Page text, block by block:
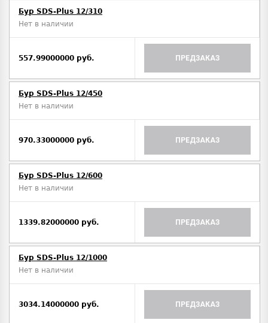
Бур SDS-Plus 12/310
Нет в наличии
557.99000000 руб. ПРЕДЗАКАЗ
Бур SDS-Plus 12/450
Нет в наличии
970.33000000 руб. ПРЕДЗАКАЗ
Бур SDS-Plus 12/600
Нет в наличии
1339.82000000 руб. ПРЕДЗАКАЗ
Бур SDS-Plus 12/1000
Нет в наличии
3034.14000000 руб. ПРЕДЗАКАЗ